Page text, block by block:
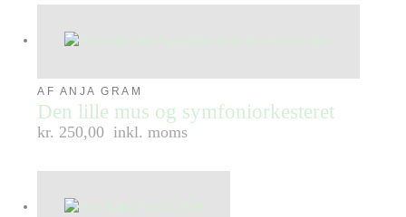
AF ANJA GRAM
Den lille mus og symfoniorkesteret
kr. 250,00 inkl. moms